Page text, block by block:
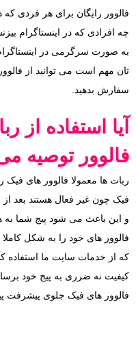
فالوور رایگان برای هر فردی
چه افرادی که در اینستاگرام
به صورت سرگرمی در
تان مهم است می توانید از
سفارش بدهید.
آیا استفاده از
فالوور توصیه
ربات ها معمولا فالوور های فیک
فیک چون غیر فعال هستند بعد
و این باعث می شود پیج شما به
فالوور های خود را به شکل
که از خدمات سایت ما استفاده
کیفیت نه ضرری به پیج خود
فالوور های فیک جلوی پیشرفت